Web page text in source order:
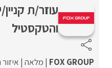
עוזר/ת
והטקסטיל
FOX GROUP מלאה